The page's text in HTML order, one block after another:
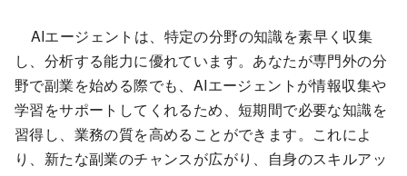
AIエージェントは、特定の分野の知識を素早く収集
し、分析する能力に優れています。あなたが専門外の分
野で副業を始める際でも、AIエージェントが情報収集や
学習をサポートしてくれるため、短期間で必要な知識を
習得し、業務の質を高めることができます。これによ
り、新たな副業のチャンスが広がり、自身のスキルアッ